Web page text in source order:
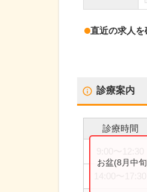
直近の求人を
診療案内
診療時間
お盆(8月中